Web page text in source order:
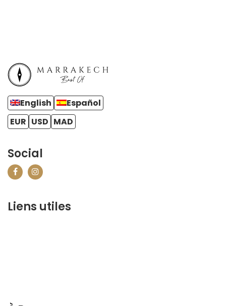
English
Español
EUR USD MAD
Social
Liens utiles